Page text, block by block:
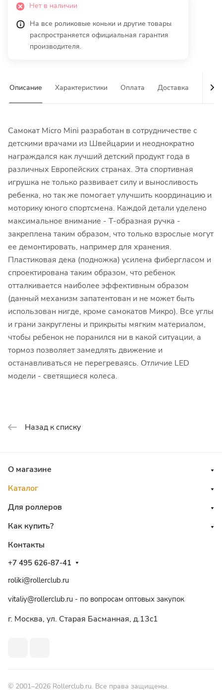
Нет в наличии
На все роликовые коньки и другие товары
распространяется официальная гарантия
производителя.
Описание Характеристики Оплата Доставка
Самокат Micro Mini разработан в сотрудничестве с
детскими врачами из Швейцарии и неоднократно
награждался как лучший детский продукт года в
различных Европейских странах. Эта спортивная
игрушка не только развивает силу и выносливость
ребенка, но так же помогает улучшить координацию и
моторику юного спортсмена. Каждой детали уделено
максимальное внимание - Т-образная ручка -
закреплена таким образом, что только взрослые могут
ее демонтировать, например для хранения.
Пластиковая дека (подножка) усилена фибергласом и
спроектирована таким образом, что ребенок
отталкивается наиболее эффективным образом
(данный механизм запатентован и не может быть
использован нигде, кроме самокатов Микро). Все углы
и грани закруглены и прикрыты мягким материалом,
чтобы ребенок не поранился ни в какой ситуации, а
тормоз позволяет замедлять движение и
останавливаться не перегреваясь. Отличие LED
модели - светящиеся колеса.
Назад к списку
О магазине
Каталог
Для роллеров
Как купить?
Контакты
+7 495 626-87-41
roliki@rollerclub.ru
vitaliy@rollerclub.ru - по вопросам оптовых закупок
г. Москва, ул. Старая Басманная, д.13c1
© 2001–2026 Rollerclub.ru. Все права защищены.